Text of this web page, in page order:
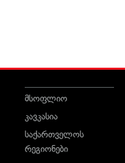
მსოფლიო
კავკასია
საქართველოს
რეგიონები